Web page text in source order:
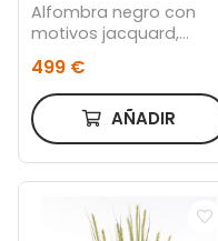
Alfombra negro con
motivos jacquard,
OEKO-TEX® 200x290
499 €
AÑADIR